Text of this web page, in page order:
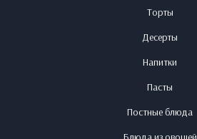
Торты
Десерты
Напитки
Пасты
Постные блюда